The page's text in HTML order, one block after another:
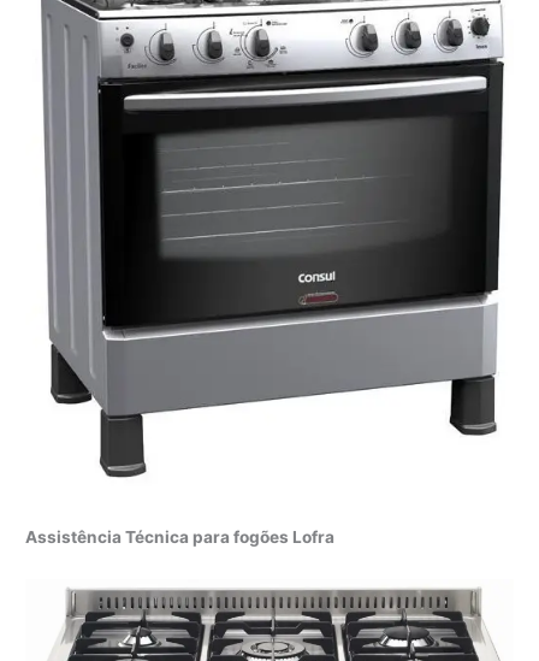
Assistência Técnica para fogões Lofra